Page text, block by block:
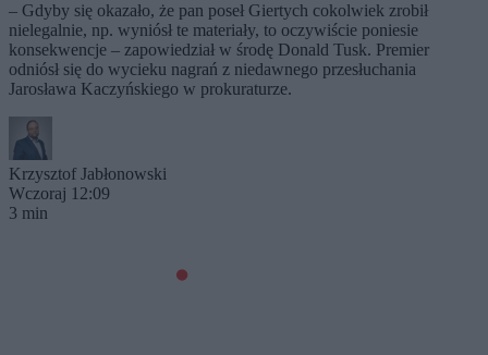
– Gdyby się okazało, że pan poseł Giertych cokolwiek zrobił
nielegalnie, np. wyniósł te materiały, to oczywiście poniesie
konsekwencje – zapowiedział w środę Donald Tusk. Premier
odniósł się do wycieku nagrań z niedawnego przesłuchania
Jarosława Kaczyńskiego w prokuraturze.
Krzysztof Jabłonowski
Wczoraj 12:09
3 min